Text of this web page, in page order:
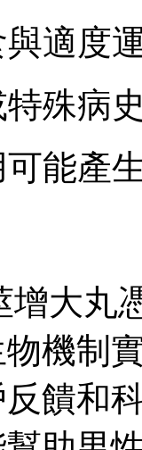
適度
殊病
能產
增大丸
機制
饋和